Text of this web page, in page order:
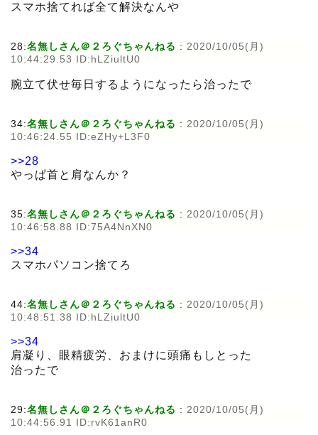
スマホ捨てれば全て解決なんや
28:名無しさん＠２ろぐちゃんねる : 2020/10/05(月)
10:44:29.53 ID:hLZiultU0
腕立て伏せ毎日するようになったら治ったで
34:名無しさん＠２ろぐちゃんねる : 2020/10/05(月)
10:46:24.55 ID:eZHy+L3F0
>>28
やっぱ首と肩なんか？
35:名無しさん＠２ろぐちゃんねる : 2020/10/05(月)
10:46:58.88 ID:75A4NnXN0
>>34
スマホパソコン捨てろ
44:名無しさん＠２ろぐちゃんねる : 2020/10/05(月)
10:48:51.38 ID:hLZiultU0
>>34
肩凝り、眼精疲労、おまけに頭痛もしとった
治ったで
29:名無しさん＠２ろぐちゃんねる : 2020/10/05(月)
10:44:56.91 ID:rvK61anR0